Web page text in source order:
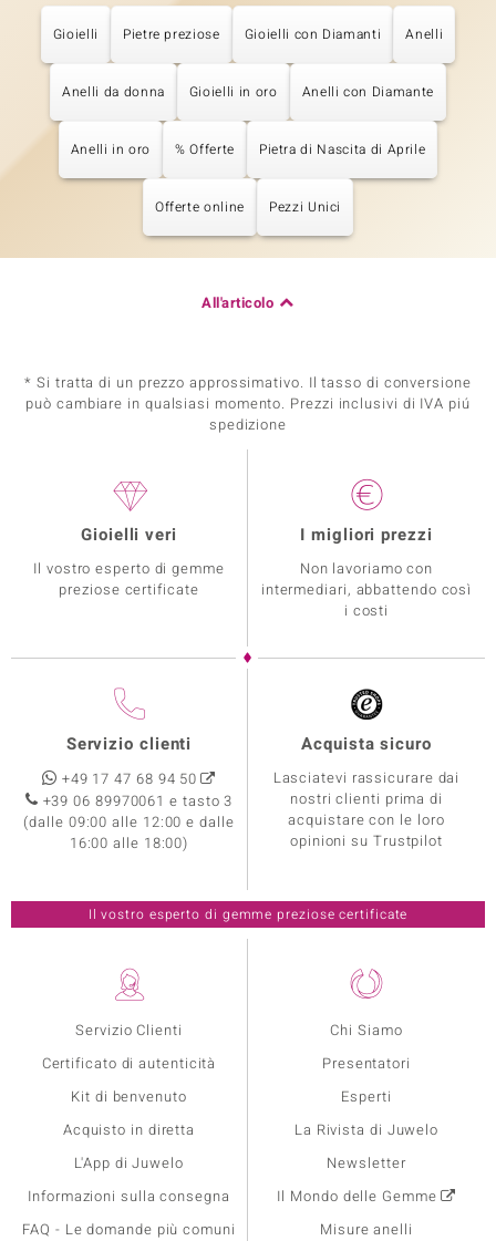
Gioielli Pietre preziose Gioielli con Diamanti Anelli
Anelli da donna Gioielli in oro Anelli con Diamante
Anelli in oro % Offerte Pietra di Nascita di Aprile
Offerte online Pezzi Unici
All'articolo
* Si tratta di un prezzo approssimativo. Il tasso di conversione
può cambiare in qualsiasi momento. Prezzi inclusivi di IVA piú
spedizione
Servizio Clienti
Certificato di autenticità
Kit di benvenuto
Acquisto in diretta
L'App di Juwelo
Informazioni sulla consegna
FAQ - Le domande più comuni
Chi Siamo
Presentatori
Esperti
La Rivista di Juwelo
Newsletter
Il Mondo delle Gemme
Misure anelli
Gioielli veri
Il vostro esperto di gemme
preziose certificate
I migliori prezzi
Non lavoriamo con
intermediari, abbattendo così
i costi
Servizio clienti
+49 17 47 68 94 50
+39 06 89970061 e tasto 3
(dalle 09:00 alle 12:00 e dalle
16:00 alle 18:00)
Acquista sicuro
Lasciatevi rassicurare dai
nostri clienti prima di
acquistare con le loro
opinioni su Trustpilot
Il vostro esperto di gemme preziose certificate